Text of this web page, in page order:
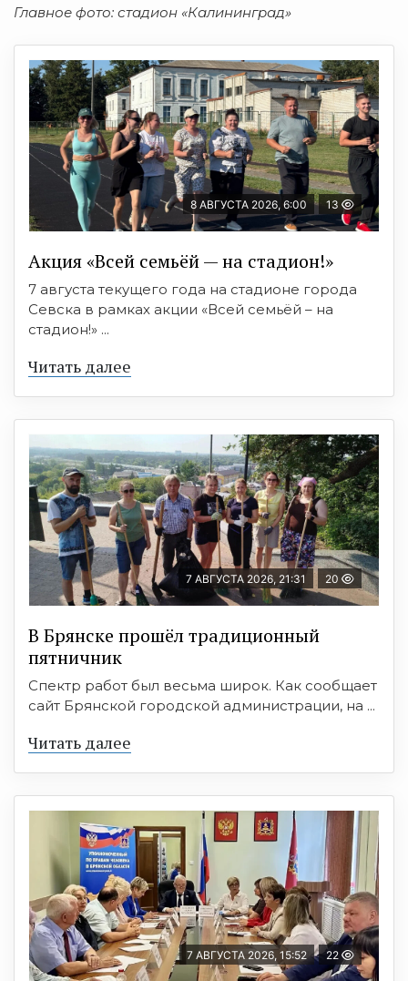
Главное фото: стадион «Калининград»
8 АВГУСТА 2026, 6:00 13
Акция «Всей семьёй — на стадион!»
7 августа текущего года на стадионе города
Севска в рамках акции «Всей семьёй – на
стадион!» ...
Читать далее
7 АВГУСТА 2026, 21:31 20
В Брянске прошёл традиционный
пятничник
Спектр работ был весьма широк. Как сообщает
сайт Брянской городской администрации, на ...
Читать далее
7 АВГУСТА 2026, 15:52 22